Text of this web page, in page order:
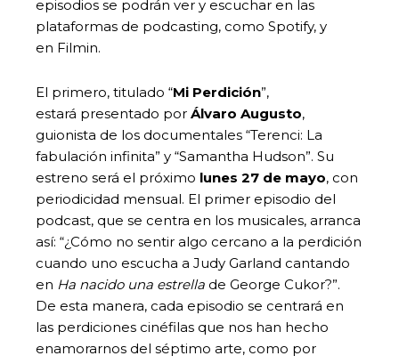
episodios se podrán ver y escuchar en las
plataformas de podcasting, como Spotify, y
en Filmin.
El primero, titulado “Mi Perdición”,
estará presentado por Álvaro Augusto,
guionista de los documentales “Terenci: La
fabulación infinita” y “Samantha Hudson”. Su
estreno será el próximo lunes 27 de mayo, con
periodicidad mensual. El primer episodio del
podcast, que se centra en los musicales, arranca
así: “¿Cómo no sentir algo cercano a la perdición
cuando uno escucha a Judy Garland cantando
en Ha nacido una estrella de George Cukor?”.
De esta manera, cada episodio se centrará en
las perdiciones cinéfilas que nos han hecho
enamorarnos del séptimo arte, como por